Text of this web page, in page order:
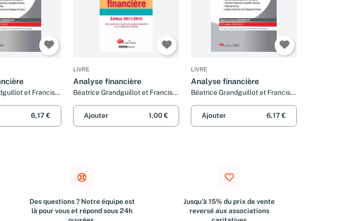
et Francis
6,17 €
LIVRE
Analyse financière
Béatrice Grandguillot et Francis
Ajouter
1,00 €
LIVRE
Analyse financière
Béatrice Grandguillot et Francis
Ajouter
6,17 €
Des questions ? Notre équipe est
là pour vous et répond sous 24h
Jusqu'à 15% du prix de vente
reversé aux associations